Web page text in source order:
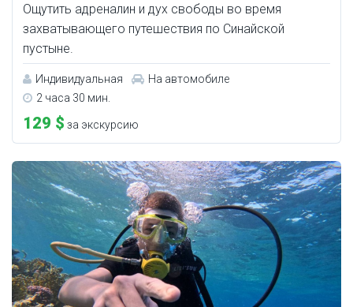
Ощутить адреналин и дух свободы во время
захватывающего путешествия по Синайской
пустыне.
Индивидуальная
На автомобиле
2 часа 30 мин.
129 $ за экскурсию